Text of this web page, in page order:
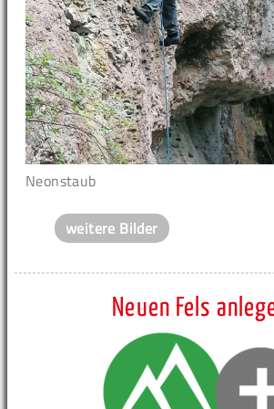
Neonstaub
weitere Bilder
Neuen Fels